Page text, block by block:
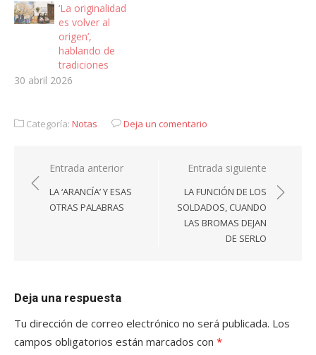
‘La originalidad
es volver al
origen’,
hablando de
tradiciones
30 abril 2026
Categoría: Notas Deja un comentario
Navegación
de
entradas
Entrada anterior
LA ‘ARANCÍA’ Y ESAS
OTRAS PALABRAS
Entrada siguiente
LA FUNCIÓN DE LOS
SOLDADOS, CUANDO
LAS BROMAS DEJAN
DE SERLO
Deja una respuesta
Tu dirección de correo electrónico no será publicada. Los
campos obligatorios están marcados con *